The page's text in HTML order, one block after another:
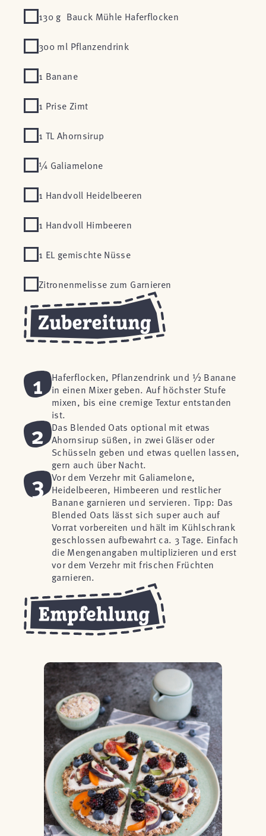
130 g Bauck Mühle Haferflocken
300 ml Pflanzendrink
1 Banane
1 Prise Zimt
1 TL Ahornsirup
¼ Galiamelone
1 Handvoll Heidelbeeren
1 Handvoll Himbeeren
1 EL gemischte Nüsse
Zitronenmelisse zum Garnieren
1
Haferflocken, Pflanzendrink und ½ Banane
in einen Mixer geben. Auf höchster Stufe
mixen, bis eine cremige Textur entstanden
ist.
2
Das Blended Oats optional mit etwas
Ahornsirup süßen, in zwei Gläser oder
Schüsseln geben und etwas quellen lassen,
gern auch über Nacht.
3
Vor dem Verzehr mit Galiamelone,
Heidelbeeren, Himbeeren und restlicher
Banane garnieren und servieren. Tipp: Das
Blended Oats lässt sich super auch auf
Vorrat vorbereiten und hält im Kühlschrank
geschlossen aufbewahrt ca. 3 Tage. Einfach
die Mengenangaben multiplizieren und erst
vor dem Verzehr mit frischen Früchten
garnieren.